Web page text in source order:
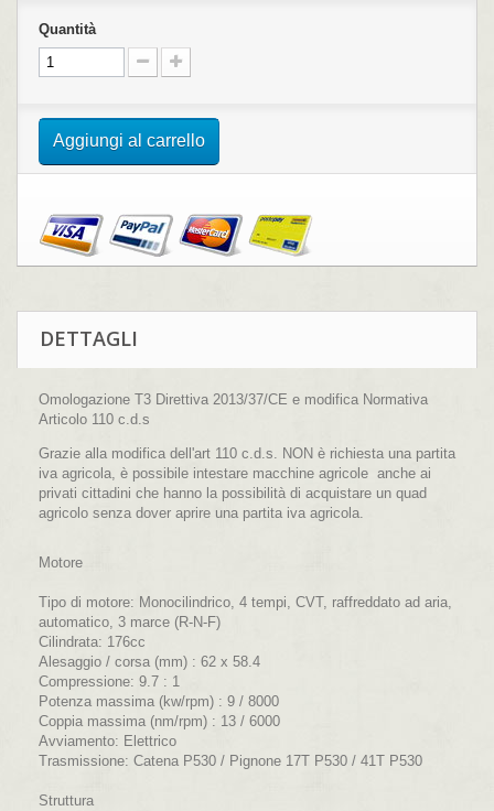
Quantità
Aggiungi al carrello
DETTAGLI
Omologazione T3 Direttiva 2013/37/CE e modifica Normativa
Articolo 110 c.d.s
Grazie alla modifica dell'art 110 c.d.s. NON è richiesta una partita
iva agricola, è possibile intestare macchine agricole anche ai
privati cittadini che hanno la possibilità di acquistare un quad
agricolo senza dover aprire una partita iva agricola.
Motore
Tipo di motore: Monocilindrico, 4 tempi, CVT, raffreddato ad aria,
automatico, 3 marce (R-N-F)
Cilindrata: 176cc
Alesaggio / corsa (mm) : 62 x 58.4
Compressione: 9.7 : 1
Potenza massima (kw/rpm) : 9 / 8000
Coppia massima (nm/rpm) : 13 / 6000
Avviamento: Elettrico
Trasmissione: Catena P530 / Pignone 17T P530 / 41T P530
Struttura